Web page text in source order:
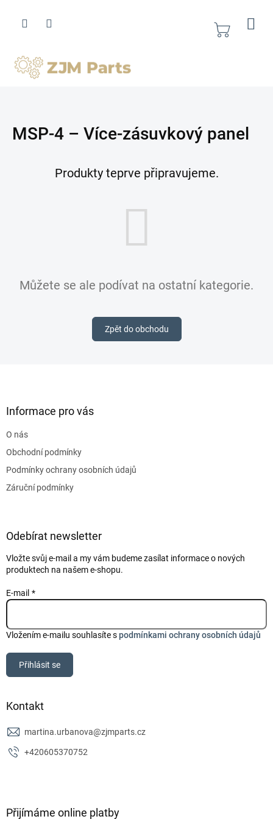
obsah
Nákupní
MSP-4 – Více-zásuvkový panel
Produkty teprve připravujeme.
Můžete se ale podívat na ostatní kategorie.
Zpět do obchodu
Informace pro vás
O nás
Obchodní podmínky
Podmínky ochrany osobních údajů
Záruční podmínky
Odebírat newsletter
Vložte svůj e-mail a my vám budeme zasílat informace o nových
produktech na našem e-shopu.
E-mail
Vložením e-mailu souhlasíte spodmínkami ochrany osobních údajů
Přihlásit se
Kontakt
martina.urbanova@zjmparts.cz
+420605370752
Přijímáme online platby